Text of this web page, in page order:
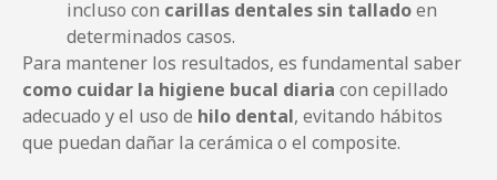
incluso con carillas dentales sin talladoen
determinados casos.
Para mantener los resultados, es fundamental saber
como cuidar la higiene bucal diaria con cepillado
adecuado y el uso de hilo dental, evitando hábitos
que puedan dañar la cerámica o el composite.